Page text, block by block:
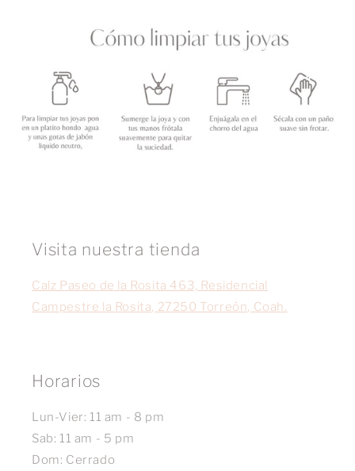
Visita nuestra tienda
Calz Paseo de la Rosita 463, Residencial
Campestre la Rosita, 27250 Torreón, Coah.
Horarios
Lun-Vier: 11 am - 8 pm
Sab: 11 am - 5 pm
Dom: Cerrado